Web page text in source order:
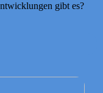
gibt es?